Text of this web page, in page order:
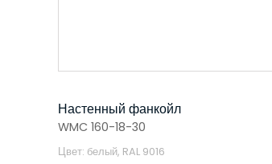
Настенный фанкойл
WMC 160-18-30
Цвет: белый, RAL 9016